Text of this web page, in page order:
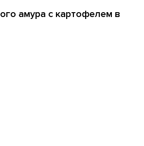
амура с картофелем в